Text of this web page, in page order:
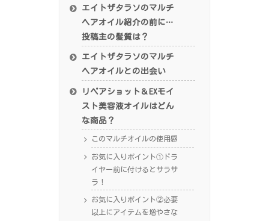
エイトザタラソのマルチ
ヘアオイル紹介の前に…
投稿主の髪質は？
エイトザタラソのマルチ
ヘアオイルとの出会い
リペアショット＆EXモイ
スト美容液オイルはどん
な商品？
このマルチオイルの使用感
お気に入りポイント①ドラ
イヤー前に付けるとサラサ
ラ！
お気に入りポイント②必要
以上にアイテムを増やさな